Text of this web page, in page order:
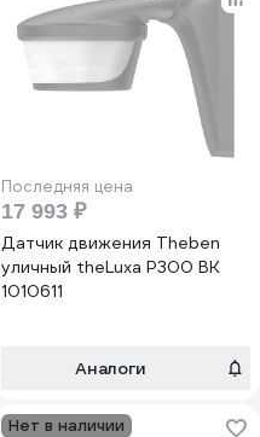
Последняя цена
17 993 ₽
Датчик движения Theben
уличный theLuxa P300 BK
1010611
Аналоги
Нет в наличии